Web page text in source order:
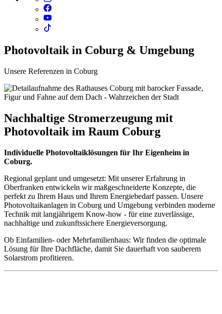
Photovoltaik in Coburg & Umgebung
Unsere Referenzen in Coburg
Nachhaltige Stromerzeugung mit
Photovoltaik im Raum Coburg
Individuelle Photovoltaiklösungen für Ihr Eigenheim in
Coburg.
Regional geplant und umgesetzt: Mit unserer Erfahrung in
Oberfranken entwickeln wir maßgeschneiderte Konzepte, die
perfekt zu Ihrem Haus und Ihrem Energiebedarf passen. Unsere
Photovoltaikanlagen in Coburg und Umgebung verbinden moderne
Technik mit langjährigem Know-how - für eine zuverlässige,
nachhaltige und zukunftssichere Energieversorgung.
Ob Einfamilien- oder Mehrfamilienhaus: Wir finden die optimale
Lösung für Ihre Dachfläche, damit Sie dauerhaft von sauberem
Solarstrom profitieren.